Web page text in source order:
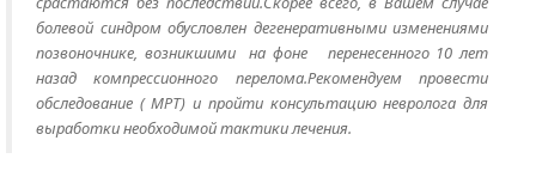
болевой синдром обусловлен дегенеративными изменениями
позвоночнике, возникшими на фоне перенесенного 10 лет
назад компрессионного перелома.Рекомендуем провести
обследование ( МРТ) и пройти консультацию невролога для
выработки необходимой тактики лечения.